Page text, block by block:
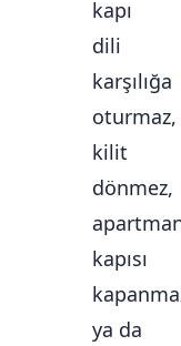
kapı
dili
karşılığa
oturmaz,
kilit
dönmez,
kapısı
ya da